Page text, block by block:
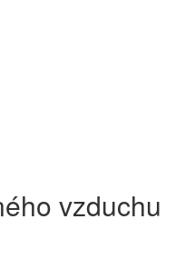
vzduchu